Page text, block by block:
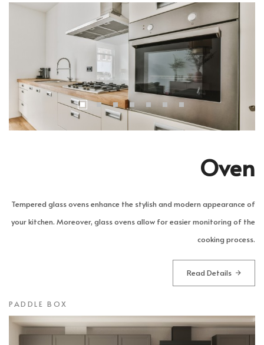
Oven
Tempered glass ovens enhance the stylish and modern appearance of
your kitchen. Moreover, glass ovens allow for easier monitoring of the
cooking process.
Read Details
PADDLE BOX